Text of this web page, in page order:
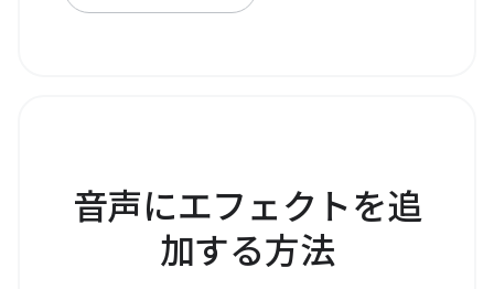
Handling API を使用して、 launchQueue を介して開
音声にエフェクトを追
加する方法